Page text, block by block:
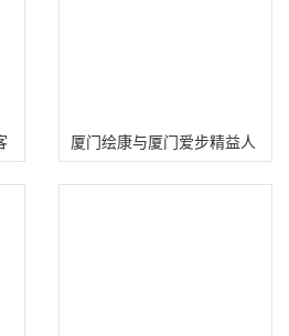
厦门绘康与厦门爱步精益人
才绩效项目合